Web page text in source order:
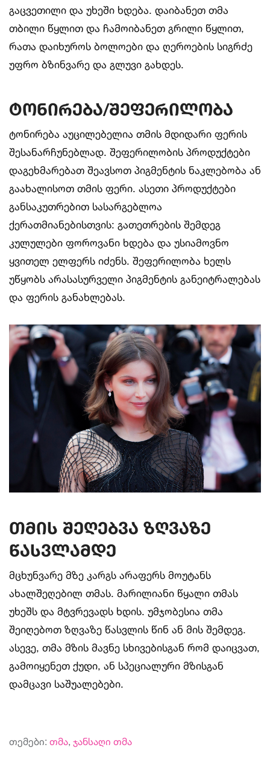
გაცვეთილი და უხეში ხდება. დაიბანეთ თმა
თბილი წყლით და ჩამოიბანეთ გრილი წყლით,
რათა დაიხუროს ბოლოები და ღეროების სიგრძე
უფრო ბზინვარე და გლუვი გახდეს.
ტონირება/შეფერილობა
ტონირება აუცილებელია თმის მდიდარი ფერის
შესანარჩუნებლად. შეფერილობის პროდუქტები
დაგეხმარებათ შეავსოთ პიგმენტის ნაკლებობა ან
გაახალისოთ თმის ფერი. ასეთი პროდუქტები
განსაკუთრებით სასარგებლოა
ქერათმიანებისთვის: გათეთრების შემდეგ
კულულები ფოროვანი ხდება და უსიამოვნო
ყვითელ ელფერს იძენს. შეფერილობა ხელს
უწყობს არასასურველი პიგმენტის განეიტრალებას
და ფერის განახლებას.
თმის შეღებვა ზღვაზე
წასვლამდე
მცხუნვარე მზე კარგს არაფერს მოუტანს
ახალშეღებილ თმას. მარილიანი წყალი თმას
უხეშს და მტვრევადს ხდის. უმჯობესია თმა
შეიღებოთ ზღვაზე წასვლის წინ ან მის შემდეგ.
ასევე, თმა მზის მავნე სხივებისგან რომ დაიცვათ,
გამოიყენეთ ქუდი, ან სპეციალური მზისგან
დამცავი საშუალებები.
თემები: თმა, ჯანსაღი თმა